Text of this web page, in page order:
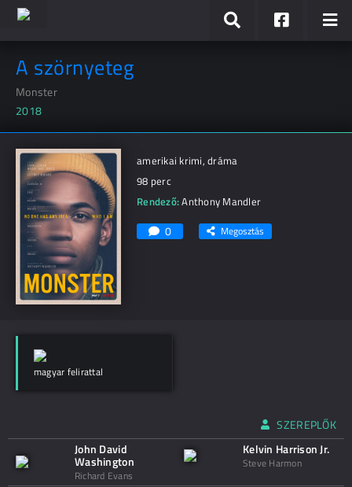
A szörnyeteg
Monster
2018
amerikai krimi, dráma
98 perc
Rendező:Anthony Mandler
0 Megosztás
magyar felirattal
SZEREPLŐK
John David
Washington
Richard Evans
Kelvin Harrison Jr.
Steve Harmon